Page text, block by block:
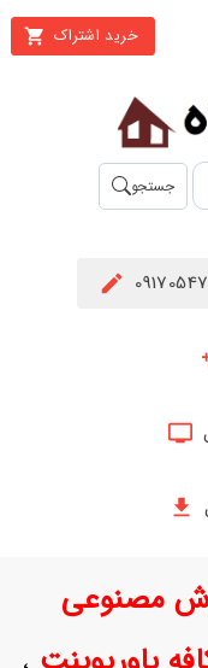
خرید اشتراک
جستجو
مصنوعی